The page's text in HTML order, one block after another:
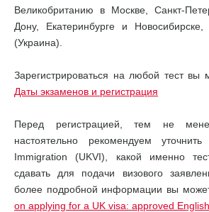
Великобританию в Москве, Санкт-
Дону, Екатеринбурге и
(Украина).
Зарегистрироваться на любой тест вы
Даты экзаменов и регистрация
Перед регистрацией, тем не
настоятельно рекомендуем
Immigration (UKVI), какой именно
сдавать для подачи визового
более подробной информации вы
on applying for a UK visa: approved